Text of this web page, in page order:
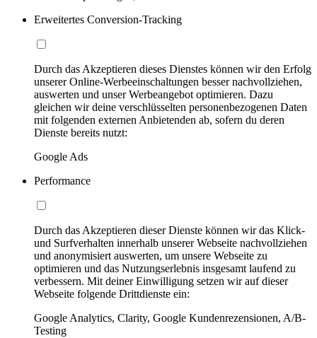
Erweitertes Conversion-Tracking
Durch das Akzeptieren dieses Dienstes können wir den Erfolg
unserer Online-Werbeeinschaltungen besser nachvollziehen,
auswerten und unser Werbeangebot optimieren. Dazu
gleichen wir deine verschlüsselten personenbezogenen Daten
mit folgenden externen Anbietenden ab, sofern du deren
Dienste bereits nutzt:
Google Ads
Performance
Durch das Akzeptieren dieser Dienste können wir das Klick-
und Surfverhalten innerhalb unserer Webseite nachvollziehen
und anonymisiert auswerten, um unsere Webseite zu
optimieren und das Nutzungserlebnis insgesamt laufend zu
verbessern. Mit deiner Einwilligung setzen wir auf dieser
Webseite folgende Drittdienste ein:
Google Analytics, Clarity, Google Kundenrezensionen, A/B-
Testing